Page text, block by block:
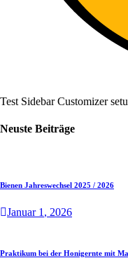
Test Sidebar Customizer
Neuste Beiträge
Bienen Jahreswechsel 2025 / 2026
Januar 1, 2026
Praktikum bei der Honigernte mit